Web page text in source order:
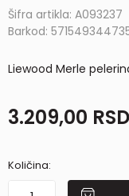
Šifra artikla: A093237
Barkod:
Liewood Merle
3.209,00 RSD
Količina: